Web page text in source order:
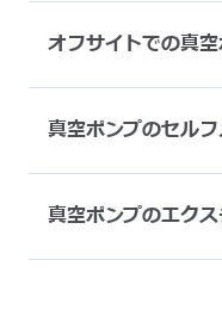
オフサイトでの真
真空ポンプのセル
真空ポンプのエク